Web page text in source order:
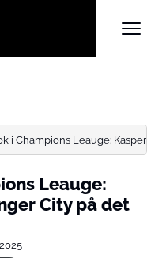
i Champions Leauge: Kasper
Leauge:
City på det